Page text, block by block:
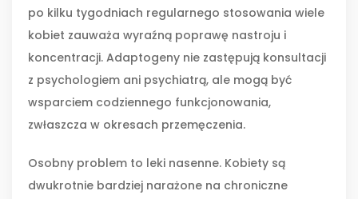
po kilku tygodniach regularnego stosowania wiele
kobiet zauważa wyraźną poprawę nastroju i
koncentracji. Adaptogeny nie zastępują konsultacji
z psychologiem ani psychiatrą, ale mogą być
wsparciem codziennego funkcjonowania,
zwłaszcza w okresach przemęczenia.
Osobny problem to leki nasenne. Kobiety są
dwukrotnie bardziej narażone na chroniczne